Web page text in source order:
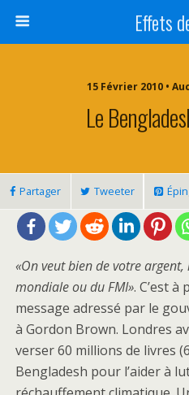
Effets
15 Février 2010 •
Le
Partager Tweeter
«On veut bien de votre
mondiale ou du FMI». C’est à
message adressé par le
à Gordon Brown. Londres
verser 60 millions de livres
Bengladesh pour l’aider à